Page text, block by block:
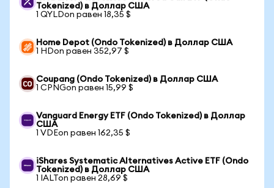
Tokenized) в Доллар США
1 QYLDon равен 18,35 $
Home Depot (Ondo Tokenized) в Доллар США
1 HDon равен 352,97 $
Coupang (Ondo Tokenized) в Доллар США
1 CPNGon равен 15,99 $
Vanguard Energy ETF (Ondo Tokenized) в Доллар
США
1 VDEon равен 162,35 $
iShares Systematic Alternatives Active ETF (Ondo
Tokenized) в Доллар США
1 IALTon равен 28,69 $